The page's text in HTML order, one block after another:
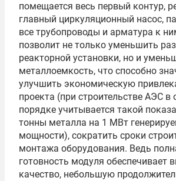
помещается весь первый контур,
главный циркуляционный насос,
все трубопроводы и арматура к
позволит не только уменьшить
реакторной установки, но и
металлоемкость, что способно
улучшить экономическую
проекта (при строительстве АЭС в
порядке учитывается такой
тонны металла на 1 МВт
мощности), сократить сроки
монтажа оборудования. Ведь
готовность модуля обеспечивает
качество, небольшую